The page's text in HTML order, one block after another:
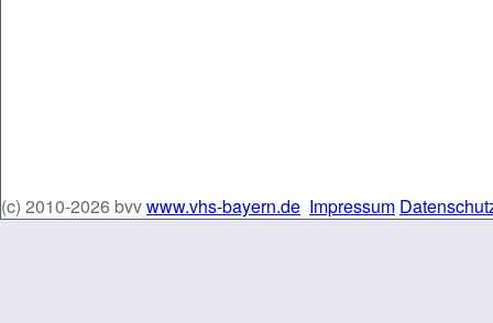
(c) 2010-2026 bvvwww.vhs-bayern.de Impressum